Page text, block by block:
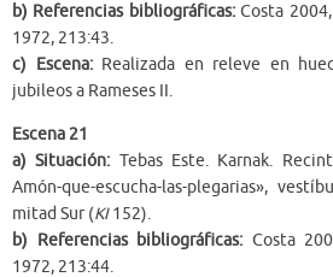
b) Referencias bibliográficas:Costa
1972, 213:43.
c) Escena:Realizada en releve en
jubileos a Rameses II.
Escena 21
a) Situación: Tebas Este. Karnak.
Amón-que-escucha-las-plegarias»,
mitad Sur (KI152).
b) Referencias bibliográficas: Costa
1972, 213:44.